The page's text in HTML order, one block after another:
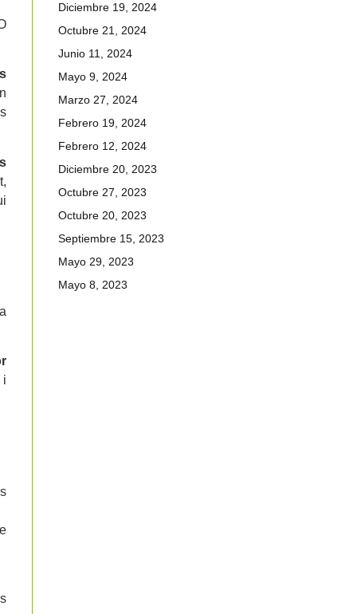
i
Diciembre 19, 2024
Octubre 21, 2024
Junio 11, 2024
Mayo 9, 2024
Marzo 27, 2024
Febrero 19, 2024
Febrero 12, 2024
Diciembre 20, 2023
Octubre 27, 2023
Octubre 20, 2023
Septiembre 15, 2023
Mayo 29, 2023
Mayo 8, 2023